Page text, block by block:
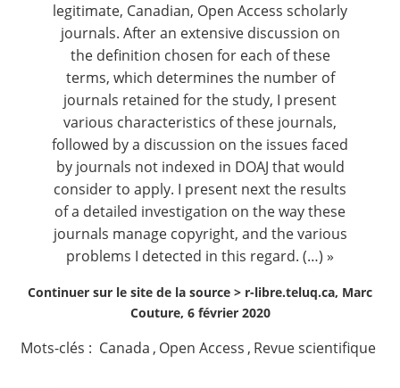
legitimate, Canadian, Open Access scholarly
journals. After an extensive discussion on
the definition chosen for each of these
terms, which determines the number of
journals retained for the study, I present
various characteristics of these journals,
followed by a discussion on the issues faced
by journals not indexed in DOAJ that would
consider to apply. I present next the results
of a detailed investigation on the way these
journals manage copyright, and the various
problems I detected in this regard. (…) »
Continuer sur le site de la source > r-libre.teluq.ca, Marc
Couture, 6 février 2020
Mots-clés : Canada , Open Access , Revue scientifique